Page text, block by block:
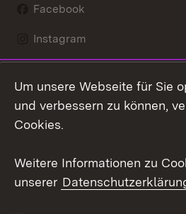
Facebook
Instagram
Mastodon
Youtube
Kontakt
Um unsere Webseite für Sie
und verbessern zu können,
Cookies.
Weitere Informationen zu
unserer